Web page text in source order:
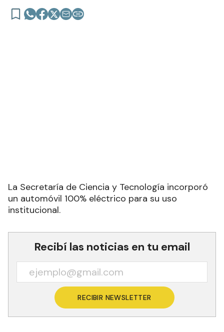
La Secretaría de Ciencia y Tecnología incorporó
un automóvil 100% eléctrico para su uso
institucional.
Recibí las noticias en tu email
RECIBIR NEWSLETTER